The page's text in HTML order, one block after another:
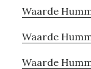
Waarde
Waarde
Waarde